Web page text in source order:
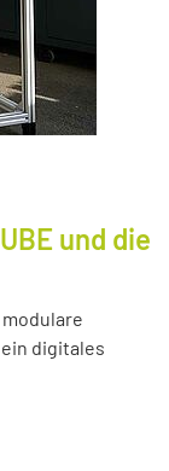
und die
digitales